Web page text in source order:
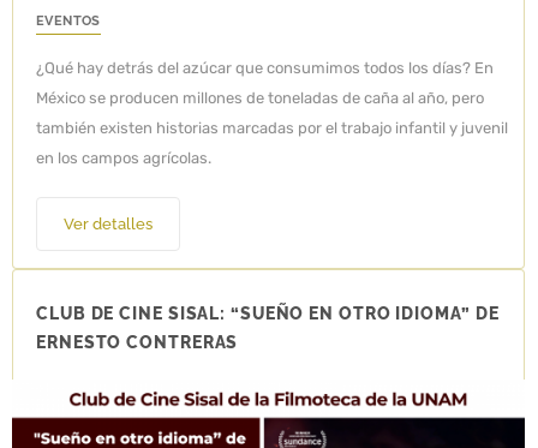
EVENTOS
¿Qué hay detrás del azúcar que consumimos todos los días? En
México se producen millones de toneladas de caña al año, pero
también existen historias marcadas por el trabajo infantil y juvenil
en los campos agrícolas.
Ver detalles
CLUB DE CINE SISAL: “SUEÑO EN OTRO IDIOMA” DE
ERNESTO CONTRERAS